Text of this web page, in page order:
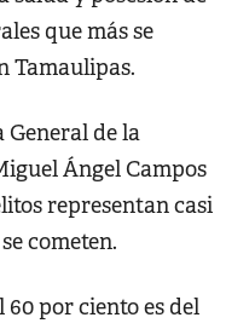
que más se
Tamaulipas.
General de la
Ángel Campos
representan casi
cometen.
60 por ciento es del